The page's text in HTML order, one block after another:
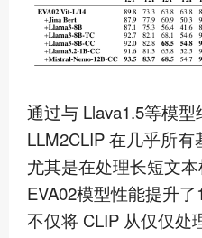
通过与 Llava1.5等模型
LLM2CLIP 在几乎所有
尤其是在处理长短文
EVA02模型性能提升
不仅将 CLIP 从仅仅处